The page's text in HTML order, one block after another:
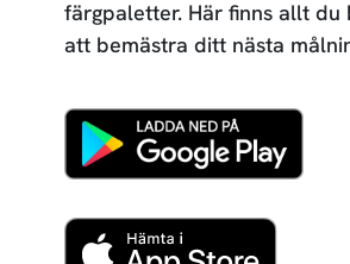
färgpaletter. Här finns allt du
att bemästra ditt nästa